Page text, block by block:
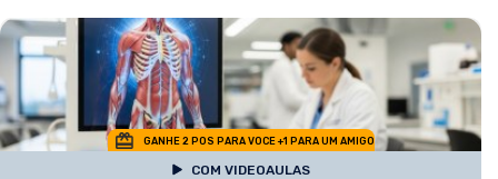
GANHE 2 POS PARA VOCE +1 PARA UM AMIGO
COM VIDEOAULAS